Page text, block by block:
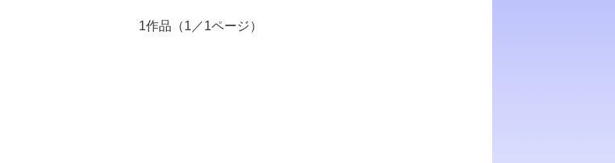
1作品（1／1ページ）